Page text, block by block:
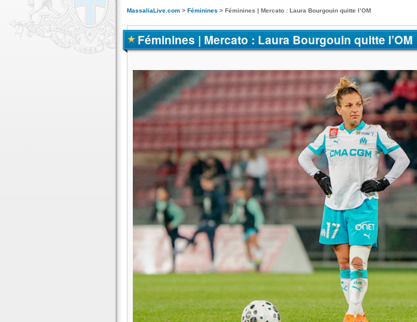
MassaliaLive.com > Féminines > Féminines | Mercato : Laura Bourgouin quitte l’OM
Féminines | Mercato : Laura Bourgouin quitte l’OM